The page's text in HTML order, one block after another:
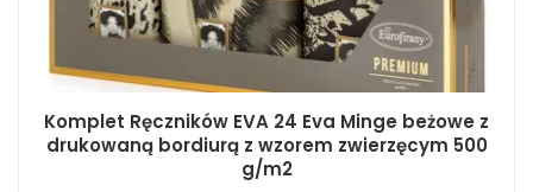
Komplet Ręczników EVA 24 Eva Minge beżowe z
drukowaną bordiurą z wzorem zwierzęcym 500
g/m2